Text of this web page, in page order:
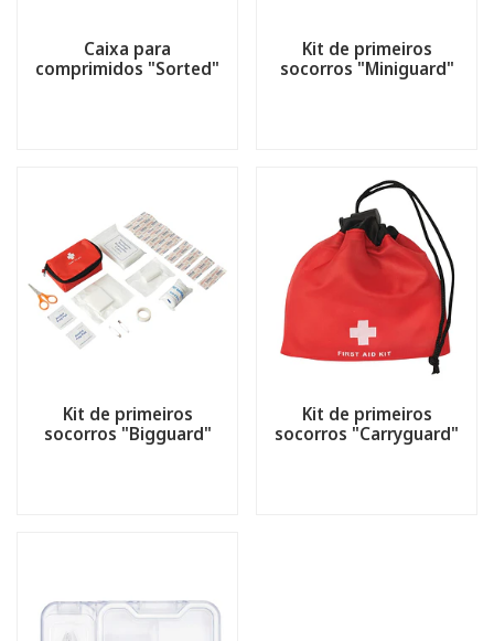
Caixa para
comprimidos "Sorted"
Kit de primeiros
socorros "Miniguard"
Kit de primeiros
socorros "Bigguard"
Kit de primeiros
socorros "Carryguard"